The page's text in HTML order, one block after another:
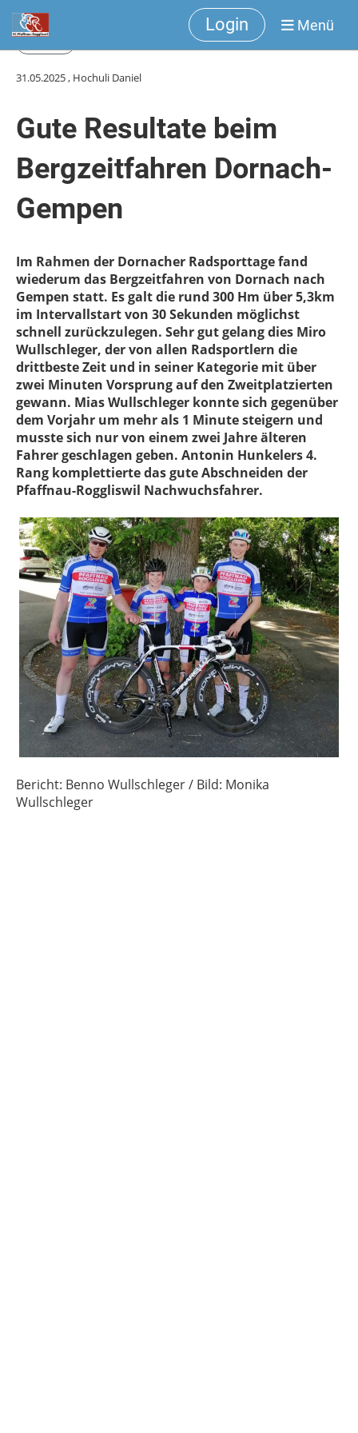
Login Menü
31.05.2025, Hochuli Daniel
Gute Resultate beim
Bergzeitfahren Dornach-
Gempen
Im Rahmen der Dornacher Radsporttage fand
wiederum das Bergzeitfahren von Dornach nach
Gempen statt. Es galt die rund 300 Hm über 5,3km
im Intervallstart von 30 Sekunden möglichst
schnell zurückzulegen. Sehr gut gelang dies Miro
Wullschleger, der von allen Radsportlern die
drittbeste Zeit und in seiner Kategorie mit über
zwei Minuten Vorsprung auf den Zweitplatzierten
gewann. Mias Wullschleger konnte sich gegenüber
dem Vorjahr um mehr als 1 Minute steigern und
musste sich nur von einem zwei Jahre älteren
Fahrer geschlagen geben. Antonin Hunkelers 4.
Rang komplettierte das gute Abschneiden der
Pfaffnau-Roggliswil Nachwuchsfahrer.
Bericht: Benno Wullschleger / Bild: Monika
Wullschleger